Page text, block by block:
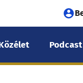
Podcast